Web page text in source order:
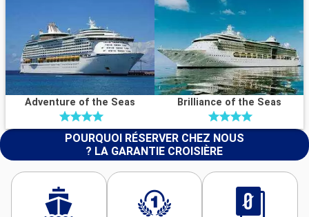
Adventure of the Seas Brilliance of the Seas
POURQUOI RÉSERVER CHEZ NOUS
? LA GARANTIE CROISIÈRE